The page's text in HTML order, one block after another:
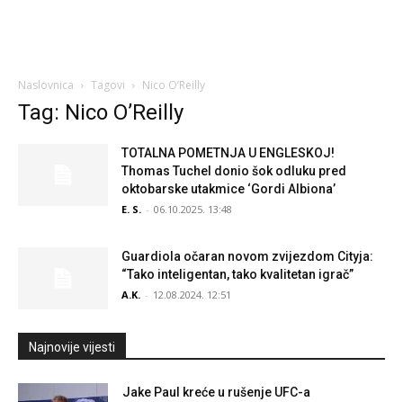
Naslovnica Tagovi Nico O’Reilly
Tag: Nico O’Reilly
TOTALNA POMETNJA U ENGLESKOJ!
Thomas Tuchel donio šok odluku pred
oktobarske utakmice ‘Gordi Albiona’
E. S. - 06.10.2025. 13:48
Guardiola očaran novom zvijezdom Cityja:
“Tako inteligentan, tako kvalitetan igrač”
A.K. - 12.08.2024. 12:51
Najnovije vijesti
Jake Paul kreće u rušenje UFC-a